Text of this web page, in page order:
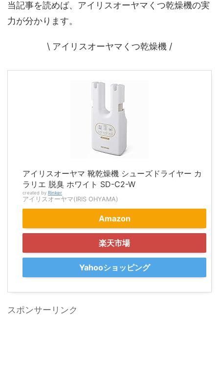
当記事を読めば、アイリスオーヤマくつ乾燥機の実
力が分かります。
\ アイリスオーヤマくつ乾燥機 /
アイリスオーヤマ 靴乾燥機 シューズドライヤー カ
ラリエ 脱臭 ホワイト SD-C2-W
created by Rinker
アイリスオーヤマ(IRIS OHYAMA)
Amazon
楽天市場
Yahooショッピング
スポンサーリンク